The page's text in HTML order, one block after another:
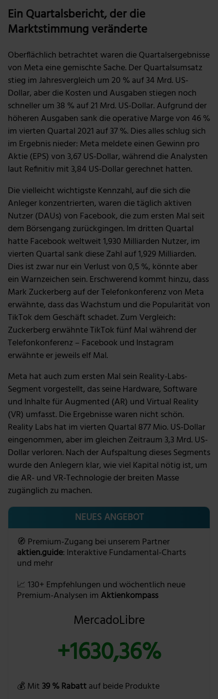
Ein Quartalsbericht, der die
Marktstimmung veränderte
Oberflächlich betrachtet waren die Quartalsergebnisse
von Meta eine gemischte Sache. Der Quartalsumsatz
stieg im Jahresvergleich um 20 % auf 34 Mrd. US-
Dollar, aber die Kosten und Ausgaben stiegen noch
schneller um 38 % auf 21 Mrd. US-Dollar. Aufgrund der
höheren Ausgaben sank die operative Marge von 46 %
im vierten Quartal 2021 auf 37 %. Dies alles schlug sich
im Ergebnis nieder: Meta meldete einen Gewinn pro
Aktie (EPS) von 3,67 US-Dollar, während die Analysten
laut Refinitiv mit 3,84 US-Dollar gerechnet hatten.
Die vielleicht wichtigste Kennzahl, auf die sich die
Anleger konzentrierten, waren die täglich aktiven
Nutzer (DAUs) von Facebook, die zum ersten Mal seit
dem Börsengang zurückgingen. Im dritten Quartal
hatte Facebook weltweit 1,930 Milliarden Nutzer, im
vierten Quartal sank diese Zahl auf 1,929 Milliarden.
Dies ist zwar nur ein Verlust von 0,5 %, könnte aber
ein Warnzeichen sein. Erschwerend kommt hinzu, dass
Mark Zuckerberg auf der Telefonkonferenz von Meta
erwähnte, dass das Wachstum und die Popularität von
TikTok dem Geschäft schadet. Zum Vergleich:
Zuckerberg erwähnte TikTok fünf Mal während der
Telefonkonferenz – Facebook und Instagram
erwähnte er jeweils elf Mal.
Meta hat auch zum ersten Mal sein Reality-Labs-
Segment vorgestellt, das seine Hardware, Software
und Inhalte für Augmented (AR) und Virtual Reality
(VR) umfasst. Die Ergebnisse waren nicht schön.
Reality Labs hat im vierten Quartal 877 Mio. US-Dollar
eingenommen, aber im gleichen Zeitraum 3,3 Mrd. US-
Dollar verloren. Nach der Aufspaltung dieses Segments
wurde den Anlegern klar, wie viel Kapital nötig ist, um
die AR- und VR-Technologie der breiten Masse
zugänglich zu machen.
NEUES ANGEBOT
🧭 Premium-Zugang bei unserem Partner
aktien.guide: Interaktive Fundamental-Charts
und mehr
📈 130+ Empfehlungen und wöchentlich neue
Premium-Analysen im Aktienkompass
MercadoLibre
+1630,36%
💰 Mit 39 % Rabattauf beide Produkte